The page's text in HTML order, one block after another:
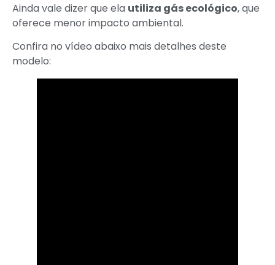
Ainda vale dizer que ela utiliza gás ecológico, que
oferece menor impacto ambiental.
Confira no vídeo abaixo mais detalhes deste
modelo: